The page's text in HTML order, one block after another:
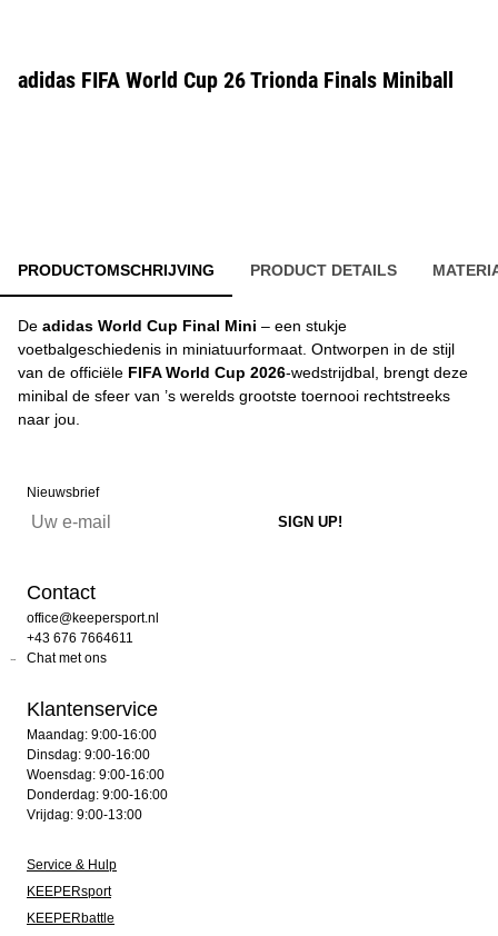
adidas FIFA World Cup 26 Trionda Finals Miniball
PRODUCTOMSCHRIJVING PRODUCT DETAILS
De adidas World Cup Final Mini – een stukje
voetbalgeschiedenis in miniatuurformaat. Ontworpen in de stijl
van de officiële FIFA World Cup 2026-wedstrijdbal, brengt deze
minibal de sfeer van ’s werelds grootste toernooi rechtstreeks
naar jou.
Nieuwsbrief
Contact
office@keepersport.nl
+43 676 7664611
Chat met ons
Klantenservice
Maandag: 9:00-16:00
Dinsdag: 9:00-16:00
Woensdag: 9:00-16:00
Donderdag: 9:00-16:00
Vrijdag: 9:00-13:00
Service & Hulp
KEEPERsport
KEEPERbattle